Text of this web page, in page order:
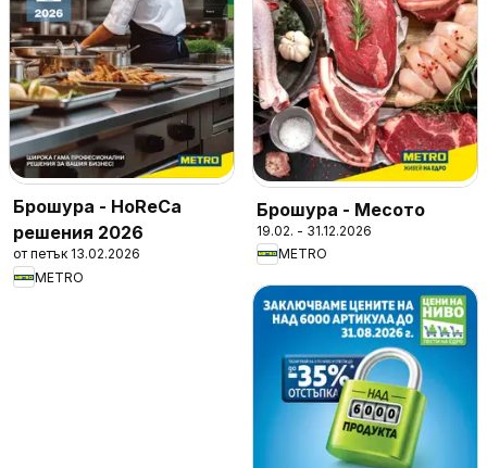
Брошура - HoReCa
решения 2026
от петък 13.02.2026
METRO
Брошура - Месото
19.02. - 31.12.2026
METRO